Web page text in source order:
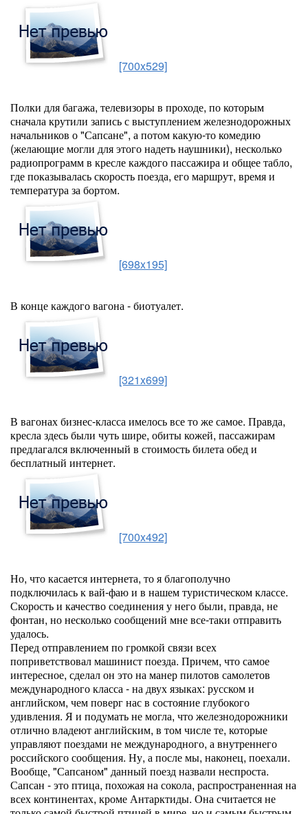
[700x529]
Полки для багажа, телевизоры в проходе, по которым
сначала крутили запись с выступлением железнодорожных
начальников о "Сапсане", а потом какую-то комедию
(желающие могли для этого надеть наушники), несколько
радиопрограмм в кресле каждого пассажира и общее табло,
где показывалась скорость поезда, его маршрут, время и
температура за бортом.
[698x195]
В конце каждого вагона - биотуалет.
[321x699]
В вагонах бизнес-класса имелось все то же самое. Правда,
кресла здесь были чуть шире, обиты кожей, пассажирам
предлагался включенный в стоимость билета обед и
бесплатный интернет.
[700x492]
Но, что касается интернета, то я благополучно
подключилась к вай-фаю и в нашем туристическом классе.
Скорость и качество соединения у него были, правда, не
фонтан, но несколько сообщений мне все-таки отправить
удалось.
Перед отправлением по громкой связи всех
поприветствовал машинист поезда. Причем, что самое
интересное, сделал он это на манер пилотов самолетов
международного класса - на двух языках: русском и
английском, чем поверг нас в состояние глубокого
удивления. Я и подумать не могла, что железнодорожники
отлично владеют английским, в том числе те, которые
управляют поездами не международного, а внутреннего
российского сообщения. Ну, а после мы, наконец, поехали.
Вообще, "Сапсаном" данный поезд назвали неспроста.
Сапсан - это птица, похожая на сокола, распространенная на
всех континентах, кроме Антарктиды. Она считается не